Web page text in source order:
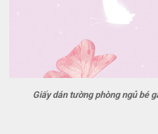
Giấy dán tường phòng ngủ bé